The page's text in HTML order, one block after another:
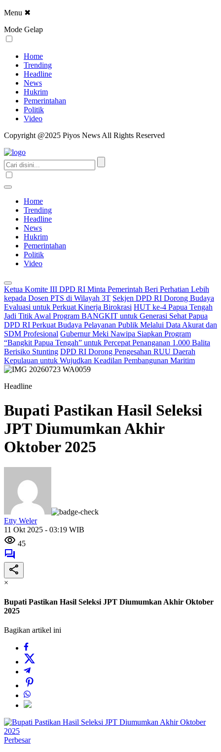
Menu ✖
Mode Gelap
Home
Trending
Headline
News
Hukrim
Pemerintahan
Politik
Video
Copyright @2025 Piyos News All Rights Reserved
Home
Trending
Headline
News
Hukrim
Pemerintahan
Politik
Video
Ketua Komite III DPD RI Minta Pemerintah Beri Perhatian Lebih
kepada Dosen PTS di Wilayah 3T Sekjen DPD RI Dorong Budaya
Evaluasi untuk Perkuat Kinerja Birokrasi HUT ke-4 Papua Tengah
Jadi Titik Awal Program BANGKIT untuk Generasi Sehat Papua
DPD RI Perkuat Budaya Pelayanan Publik Melalui Data Akurat dan
SDM Profesional Gubernur Meki Nawipa Siapkan Program
“Bangkit Papua Tengah” untuk Percepat Penanganan 1.000 Balita
Berisiko Stunting DPD RI Dorong Pengesahan RUU Daerah
Kepulauan untuk Wujudkan Keadilan Pembangunan Maritim
Headline
Bupati Pastikan Hasil Seleksi
JPT Diumumkan Akhir
Oktober 2025
Etty Weler
11 Okt 2025 - 03:19 WIB
45
×
Bupati Pastikan Hasil Seleksi JPT Diumumkan Akhir Oktober
2025
Bagikan artikel ini
Perbesar